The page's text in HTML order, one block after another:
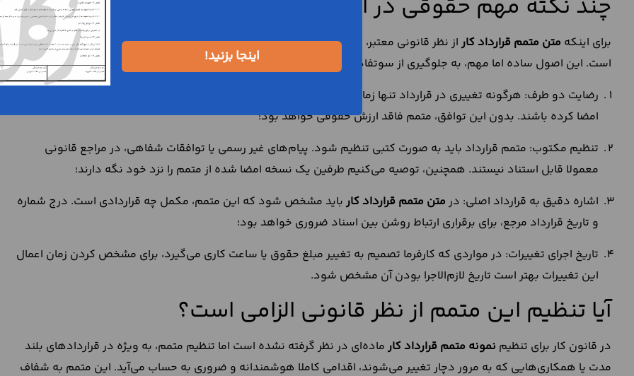
چند نکته مهم حقوقی در این خصوص که باید بدانید!
برای اینکه متن متمم قرارداد کار از نظر قانونی معتبر، قابل استناد و در صورت لزوم، قابل دفاع باشد، رعایت چند نکته ضروری
است. این اصول ساده اما مهم، به جلوگیری از سوتفاهم‌ها و اختلافات احتمالی کمک می‌کنند:
رضایت دو طرف: هرگونه تغییری در قرارداد تنها زمانی اعتبار دارد که طرفین، یعنی کارگر و کارفرما، با آن موافقت و متمم را
امضا کرده باشند. بدون این توافق، متمم فاقد ارزش حقوقی خواهد بود؛
تنظیم مکتوب: متمم قرارداد باید به‌ صورت کتبی تنظیم شود. پیام‌های غیر رسمی یا توافقات شفاهی، در مراجع قانونی
معمولا قابل استناد نیستند. همچنین، توصیه می‌کنیم طرفین یک نسخه امضا شده از متمم را نزد خود نگه دارند؛
اشاره دقیق به قرارداد اصلی: در متن متمم قرارداد کار باید مشخص شود که این متمم، مکمل چه قراردادی است. درج شماره
و تاریخ قرارداد مرجع، برای برقراری ارتباط روشن بین اسناد ضروری خواهد بود؛
تاریخ اجرای تغییرات: در مواردی که کارفرما تصمیم به تغییر مبلغ حقوق یا ساعت کاری می‌گیرد، برای مشخص کردن زمان اعمال
این تغییرات بهتر است تاریخ لازم‌الاجرا بودن آن مشخص شود.
آیا تنظیم این متمم از نظر قانونی الزامی است؟
در قانون کار برای تنظیم نمونه متمم قرارداد کار ماده‌ای در نظر گرفته نشده است اما تنظیم متمم، به ‌ویژه در قراردادهای بلند
مدت یا همکاری‌هایی که به ‌مرور دچار تغییر می‌شوند، اقدامی کاملا هوشمندانه و ضروری به‌ حساب می‌آید. این متمم به شفاف‌
اینجا بزنید!